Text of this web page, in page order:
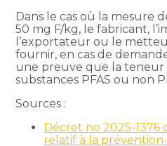
Dans le cas où la mesure
50 mg F/kg, le fabricant,
l’exportateur ou le
fournir, en cas de
une preuve que la
substances PFAS ou non
Sources :
Décret no 2025-
relatif à la